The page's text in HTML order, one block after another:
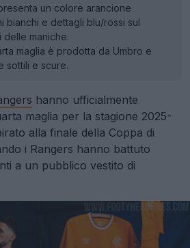
un colore arancione
bianchi e dettagli blu/rossi sul
delle maniche.
maglia è prodotta da Umbro e
sottili e scure.
hanno ufficialmente
maglia per la stagione 2025-
alla finale della Coppa di
i Rangers hanno battuto
a un pubblico vestito di